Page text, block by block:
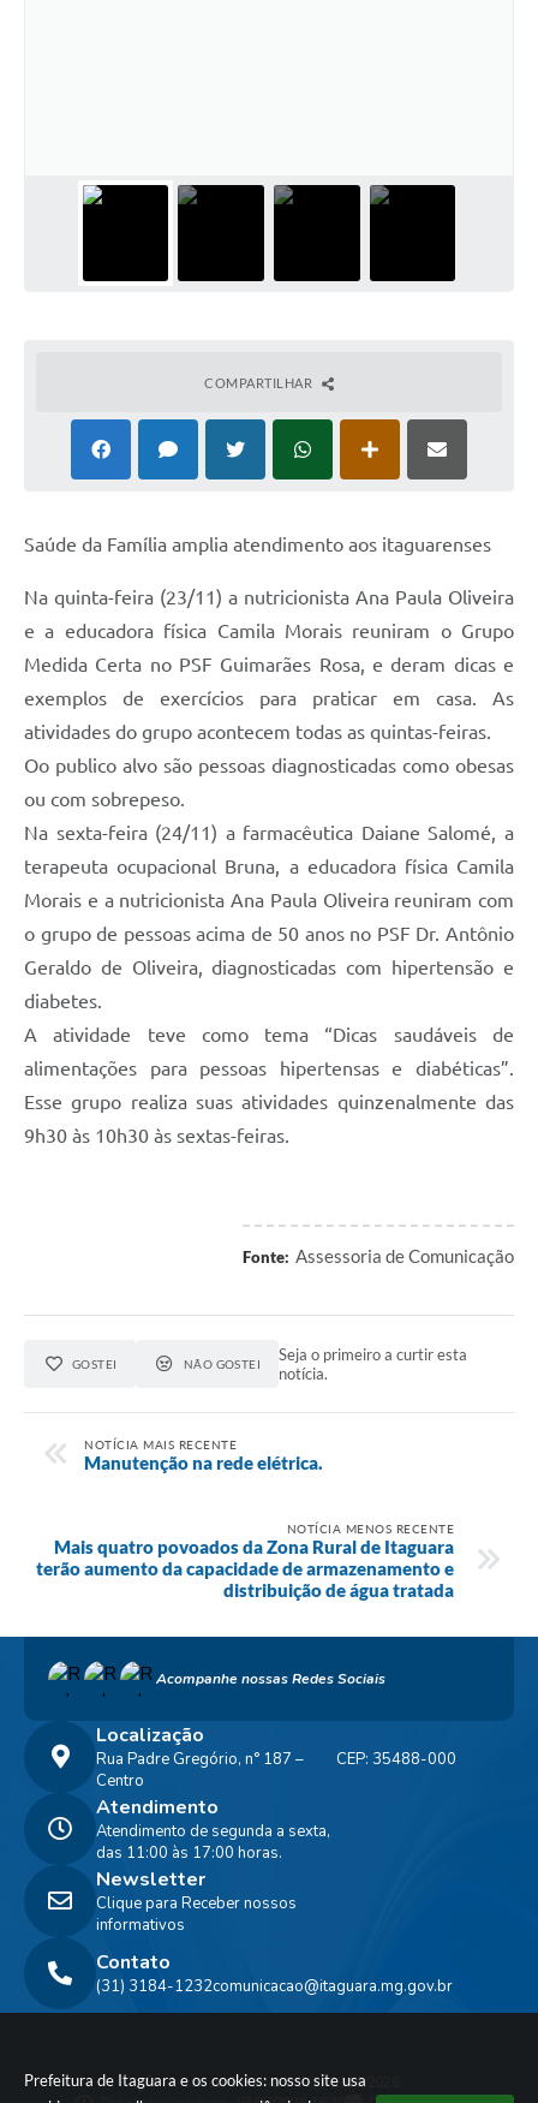
Prefeitura de Itaguara e os cookies: nosso site usa
COMPARTILHAR
Saúde da Família amplia atendimento aos itaguarenses
Na quinta-feira (23/11) a nutricionista Ana Paula Oliveira
e a educadora física Camila Morais reuniram o Grupo
Medida Certa no PSF Guimarães Rosa, e deram dicas e
exemplos de exercícios para praticar em casa. As
atividades do grupo acontecem todas as quintas-feiras.
Oo publico alvo são pessoas diagnosticadas como obesas
ou com sobrepeso.
Na sexta-feira (24/11) a farmacêutica Daiane Salomé, a
terapeuta ocupacional Bruna, a educadora física Camila
Morais e a nutricionista Ana Paula Oliveira reuniram com
o grupo de pessoas acima de 50 anos no PSF Dr. Antônio
Geraldo de Oliveira, diagnosticadas com hipertensão e
diabetes.
A atividade teve como tema “Dicas saudáveis de
alimentações para pessoas hipertensas e diabéticas”.
Esse grupo realiza suas atividades quinzenalmente das
9h30 às 10h30 às sextas-feiras.
Fonte: Assessoria de Comunicação
GOSTEI NÃO GOSTEI
Seja o primeiro a curtir esta
notícia.
NOTÍCIA MAIS RECENTE
Manutenção na rede elétrica.
NOTÍCIA MENOS RECENTE
Mais quatro povoados da Zona Rural de Itaguara
terão aumento da capacidade de armazenamento e
distribuição de água tratada
Acompanhe nossas Redes Sociais
Localização
Rua Padre Gregório, n° 187 –
Centro
CEP: 35488-000
Contato
(31) 3184-1232comunicacao@itaguara.mg.gov.br
Atendimento
Atendimento de segunda a sexta,
das 11:00 às 17:00 horas.
Newsletter
Clique para Receber nossos
informativos
Versão do Sistema:3.5.3 - 19/06/2026